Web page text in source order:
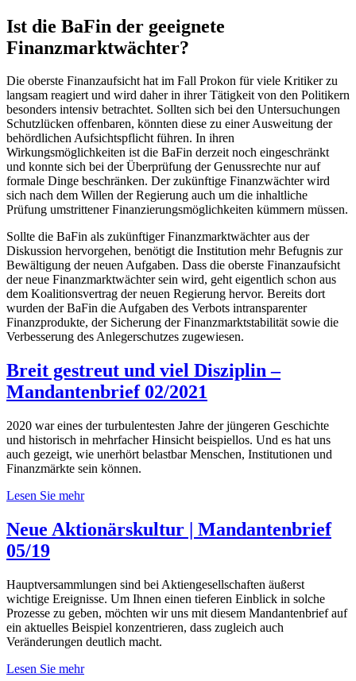
Ist die BaFin der geeignete
Finanzmarktwächter?
Die oberste Finanzaufsicht hat im Fall Prokon für viele Kritiker zu
langsam reagiert und wird daher in ihrer Tätigkeit von den Politikern
besonders intensiv betrachtet. Sollten sich bei den Untersuchungen
Schutzlücken offenbaren, könnten diese zu einer Ausweitung der
behördlichen Aufsichtspflicht führen. In ihren
Wirkungsmöglichkeiten ist die BaFin derzeit noch eingeschränkt
und konnte sich bei der Überprüfung der Genussrechte nur auf
formale Dinge beschränken. Der zukünftige Finanzwächter wird
sich nach dem Willen der Regierung auch um die inhaltliche
Prüfung umstrittener Finanzierungsmöglichkeiten kümmern müssen.
Sollte die BaFin als zukünftiger Finanzmarktwächter aus der
Diskussion hervorgehen, benötigt die Institution mehr Befugnis zur
Bewältigung der neuen Aufgaben. Dass die oberste Finanzaufsicht
der neue Finanzmarktwächter sein wird, geht eigentlich schon aus
dem Koalitionsvertrag der neuen Regierung hervor. Bereits dort
wurden der BaFin die Aufgaben des Verbots intransparenter
Finanzprodukte, der Sicherung der Finanzmarktstabilität sowie die
Verbesserung des Anlegerschutzes zugewiesen.
Breit gestreut und viel Disziplin –
Mandantenbrief 02/2021
2020 war eines der turbulentesten Jahre der jüngeren Geschichte
und historisch in mehrfacher Hinsicht beispiellos. Und es hat uns
auch gezeigt, wie unerhört belastbar Menschen, Institutionen und
Finanzmärkte sein können.
Lesen Sie mehr
Neue Aktionärskultur | Mandantenbrief
05/19
Hauptversammlungen sind bei Aktiengesellschaften äußerst
wichtige Ereignisse. Um Ihnen einen tieferen Einblick in solche
Prozesse zu geben, möchten wir uns mit diesem Mandantenbrief auf
ein aktuelles Beispiel konzentrieren, dass zugleich auch
Veränderungen deutlich macht.
Lesen Sie mehr